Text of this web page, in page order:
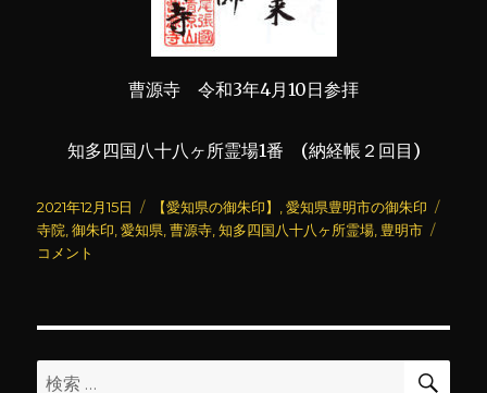
曹源寺 令和3年4月10日参拝
知多四国八十八ヶ所霊場1番 (納経帳２回目)
投
稿
日:
2021年12月15日
カ
テ
【愛知県の御朱印】 ,愛知県豊明市の御朱印
寺院 ,御朱印 ,愛知県 ,曹源寺 ,知多四国八十八ヶ所霊場 豊明市
コメント
検
検